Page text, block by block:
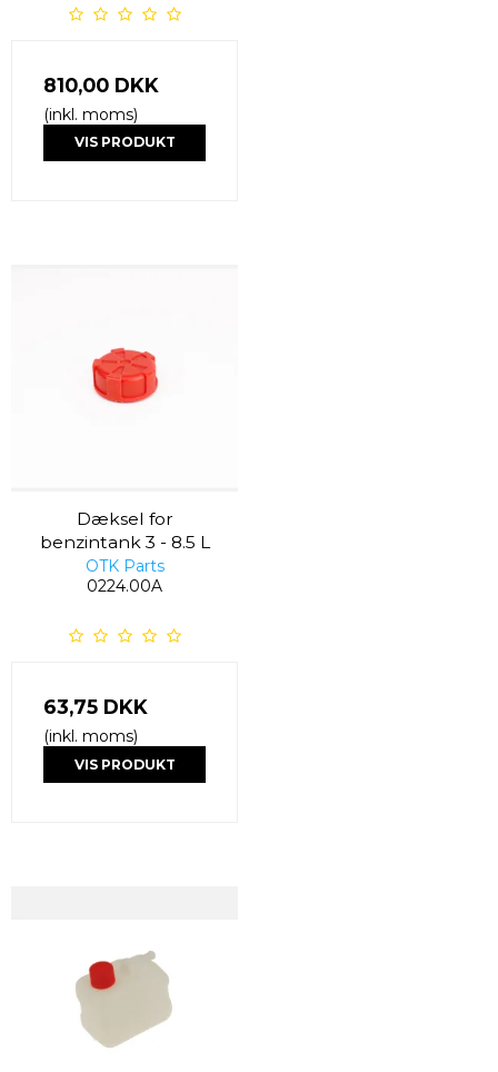
810,00 DKK
(inkl. moms)
VIS PRODUKT
Dæksel for
benzintank 3 - 8.5 L
OTK Parts
0224.00A
63,75 DKK
(inkl. moms)
VIS PRODUKT